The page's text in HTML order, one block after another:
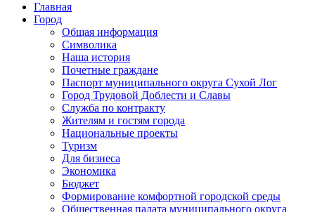
Главная
Город
Общая информация
Символика
Наша история
Почетные граждане
Паспорт муниципального округа Сухой Лог
Город Трудовой Доблести и Славы
Служба по контракту
Жителям и гостям города
Национальные проекты
Туризм
Для бизнеса
Экономика
Бюджет
Формирование комфортной городской среды
Общественная палата муниципального округа